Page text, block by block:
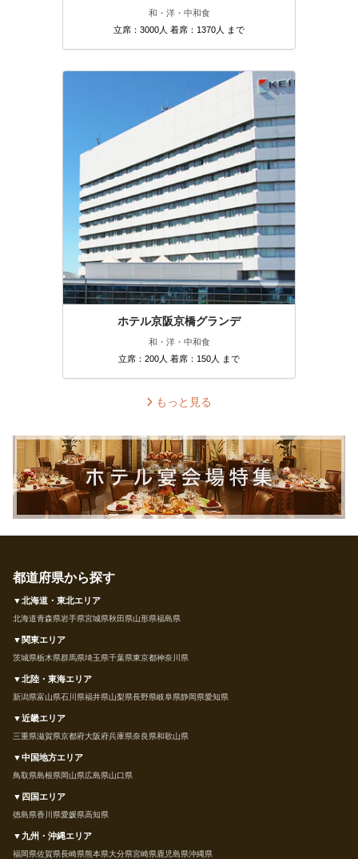
和・洋・中和食
立席：3000人 着席：1370人 まで
ホテル京阪京橋グランデ
和・洋・中和食
立席：200人 着席：150人 まで
もっと見る
都道府県から探す
▼北海道・東北エリア
北海道青森県岩手県宮城県秋田県山形県福島県
▼関東エリア
茨城県栃木県群馬県埼玉県千葉県東京都神奈川県
▼北陸・東海エリア
新潟県富山県石川県福井県山梨県長野県岐阜県静岡県愛知県
▼近畿エリア
三重県滋賀県京都府大阪府兵庫県奈良県和歌山県
▼中国地方エリア
鳥取県島根県岡山県広島県山口県
▼四国エリア
徳島県香川県愛媛県高知県
▼九州・沖縄エリア
福岡県佐賀県長崎県熊本県大分県宮崎県鹿児島県沖縄県